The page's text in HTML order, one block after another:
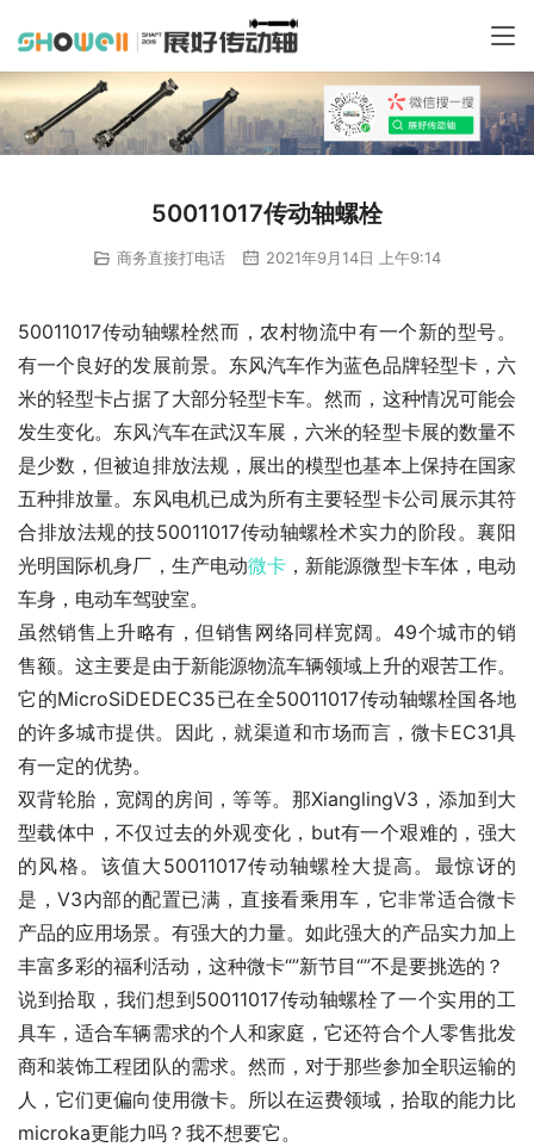
50011017传动轴螺栓
商务直接打电话 2021年9月14日 上午9:14
50011017传动轴螺栓然而，农村物流中有一个新的型号。
有一个良好的发展前景。东风汽车作为蓝色品牌轻型卡，六
米的轻型卡占据了大部分轻型卡车。然而，这种情况可能会
发生变化。东风汽车在武汉车展，六米的轻型卡展的数量不
是少数，但被迫排放法规，展出的模型也基本上保持在国家
五种排放量。东风电机已成为所有主要轻型卡公司展示其符
合排放法规的技50011017传动轴螺栓术实力的阶段。襄阳
光明国际机身厂，生产电动微卡 ，新能源微型卡车体，电动
车身，电动车驾驶室。
虽然销售上升略有，但销售网络同样宽阔。49个城市的销
售额。这主要是由于新能源物流车辆领域上升的艰苦工作。
它的MicroSiDEDEC35已在全50011017传动轴螺栓国各地
的许多城市提供。因此，就渠道和市场而言，微卡EC31具
有一定的优势。
双背轮胎，宽阔的房间，等等。那XianglingV3，添加到大
型载体中，不仅过去的外观变化，but有一个艰难的，强大
的风格。该值大50011017传动轴螺栓大提高。最惊讶的
是，V3内部的配置已满，直接看乘用车，它非常适合微卡
产品的应用场景。有强大的力量。如此强大的产品实力加上
丰富多彩的福利活动，这种微卡“”新节目“”不是要挑选的？
说到拾取，我们想到50011017传动轴螺栓了一个实用的工
具车，适合车辆需求的个人和家庭，它还符合个人零售批发
商和装饰工程团队的需求。然而，对于那些参加全职运输的
人，它们更偏向使用微卡。所以在运费领域，拾取的能力比
microka更能力吗？我不想要它。